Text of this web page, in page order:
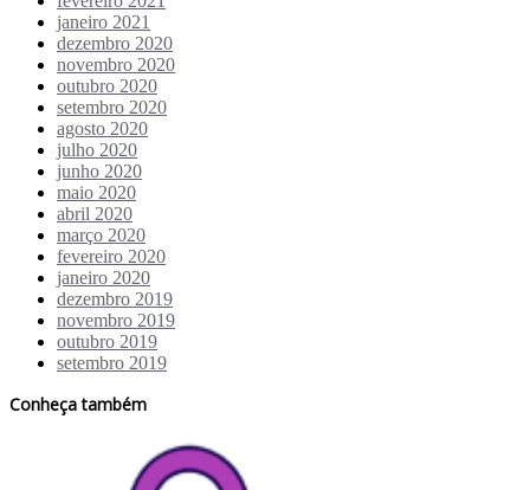
janeiro 2021
dezembro 2020
novembro 2020
outubro 2020
setembro 2020
agosto 2020
julho 2020
junho 2020
maio 2020
abril 2020
março 2020
fevereiro 2020
janeiro 2020
dezembro 2019
novembro 2019
outubro 2019
setembro 2019
Conheça também